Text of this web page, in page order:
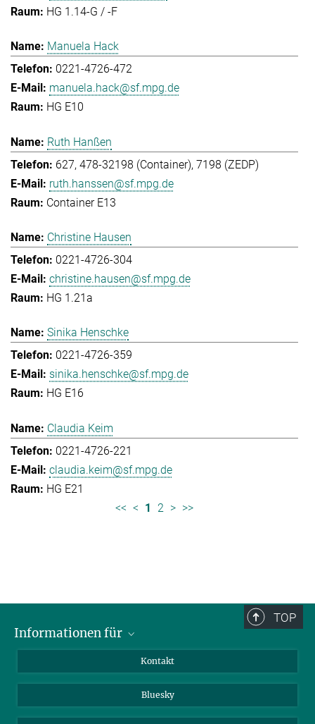
HG 1.14-G / -F
Manuela Hack
0221-4726-472
manuela.hack@sf.mpg.de
HG E10
Ruth Hanßen
627, 478-32198 (Container), 7198 (ZEDP)
ruth.hanssen@sf.mpg.de
Container E13
Christine Hausen
0221-4726-304
christine.hausen@sf.mpg.de
HG 1.21a
Sinika Henschke
0221-4726-359
sinika.henschke@sf.mpg.de
HG E16
Claudia Keim
0221-4726-221
claudia.keim@sf.mpg.de
HG E21
<< < 1 2 > >>
TOP
Informationen für
Bewerbende
Forschende
Kontakt
Bluesky